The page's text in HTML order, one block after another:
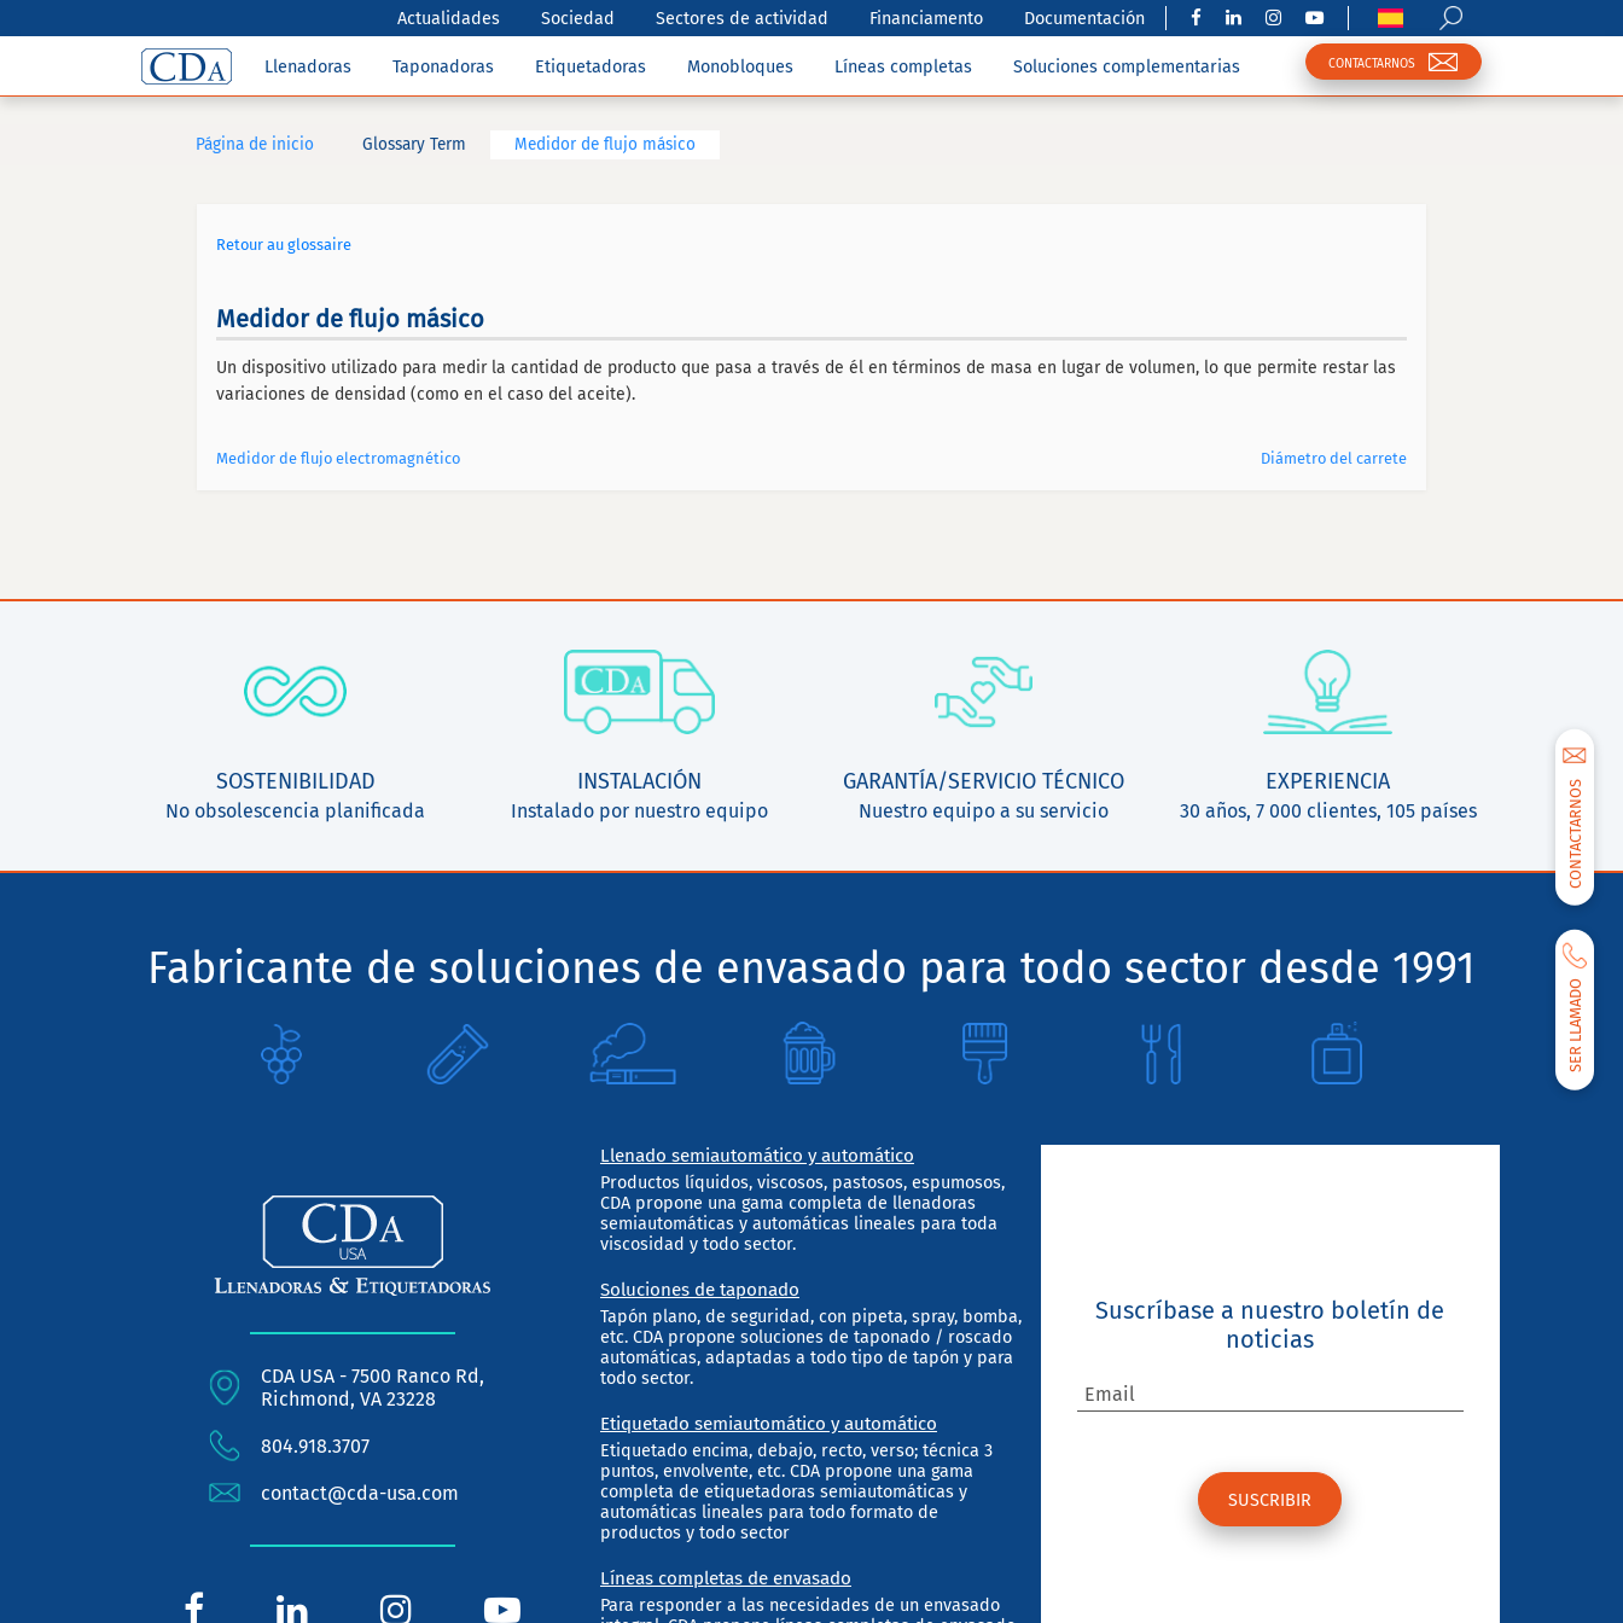
Actualidades Sociedad Sectores de actividad Financiamento Documentación
Llenadoras Taponadoras Etiquetadoras Monobloques Líneas completas Soluciones complementarias CONTACTARNOS
CONTACTARNOS
SER LLAMADO
Página de inicio Glossary Term Medidor de flujo másico
Retour au glossaire
Medidor de flujo másico
Un dispositivo utilizado para medir la cantidad de producto que pasa a través de él en términos de masa en lugar de volumen, lo que permite restar las
variaciones de densidad (como en el caso del aceite).
Medidor de flujo electromagnético Diámetro del carrete
SOSTENIBILIDAD
No obsolescencia planificada
INSTALACIÓN
Instalado por nuestro equipo
GARANTÍA/SERVICIO TÉCNICO
Nuestro equipo a su servicio
EXPERIENCIA
30 años, 7 000 clientes, 105 países
Fabricante de soluciones de envasado para todo sector desde 1991
CDA USA - 7500 Ranco Rd,
Richmond, VA 23228
804.918.3707
contact@cda-usa.com
Llenado semiautomático y automático
Productos líquidos, viscosos, pastosos, espumosos,
CDA propone una gama completa de llenadoras
semiautomáticas y automáticas lineales para toda
viscosidad y todo sector.
Soluciones de taponado
Tapón plano, de seguridad, con pipeta, spray, bomba,
etc. CDA propone soluciones de taponado / roscado
automáticas, adaptadas a todo tipo de tapón y para
todo sector.
Etiquetado semiautomático y automático
Etiquetado encima, debajo, recto, verso; técnica 3
puntos, envolvente, etc. CDA propone una gama
completa de etiquetadoras semiautomáticas y
automáticas lineales para todo formato de
productos y todo sector
Líneas completas de envasado
Para responder a las necesidades de un envasado
Suscríbase a nuestro boletín de
noticias
Email